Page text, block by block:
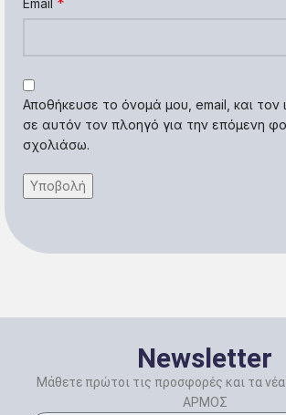
Αποθήκευσε το όνομά μου, email, και τον
σε αυτόν τον πλοηγό για την επόμενη
σχολιάσω.
Newsletter
Μάθετε πρώτοι τις προσφορές και τα
ΑΡΜΟΣ